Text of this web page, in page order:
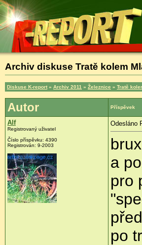
Archiv diskuse Tratě kolem
Diskuse K-report » Archiv 2011 » Železnice » Tratě
Autor Příspěvek
Alf
Registrovaný uživatel
Číslo příspěvku: 4390
Registrován: 9-2003
Odesláno
a
pro
po